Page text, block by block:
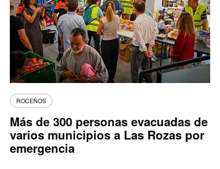
ROCEÑOS
Más de 300 personas evacuadas de
varios municipios a Las Rozas por
emergencia